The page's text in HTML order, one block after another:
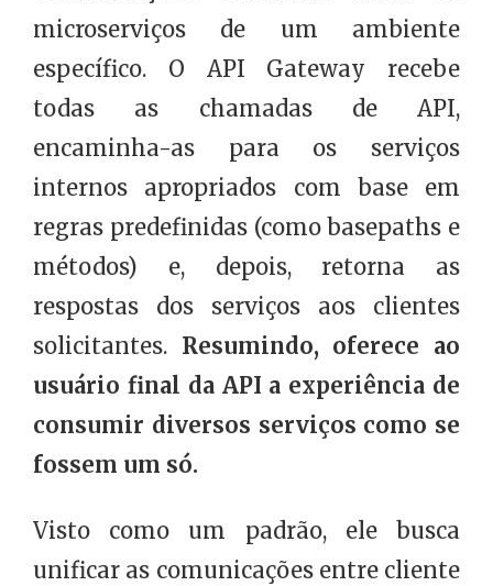
microserviços de um ambiente
específico. O API Gateway recebe
todas as chamadas de API,
encaminha-as para os serviços
internos apropriados com base em
regras predefinidas (como basepaths e
métodos) e, depois, retorna as
respostas dos serviços aos clientes
solicitantes. Resumindo, oferece ao
usuário final da API a experiência de
consumir diversos serviços como se
fossem um só.
Visto como um padrão, ele busca
unificar as comunicações entre cliente